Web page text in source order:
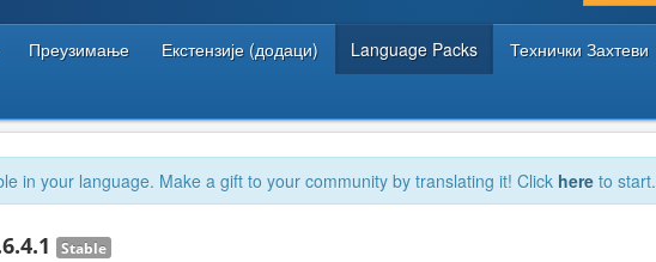
Преузимање Екстензије (додаци) Language Packs Технички Захтеви
in your language. Make a gift to your community by translating it! Click here to start.
Stable